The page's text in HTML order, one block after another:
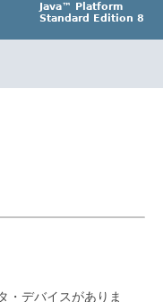
Java™ Platform
Standard Edition 8
・デバイスがありま